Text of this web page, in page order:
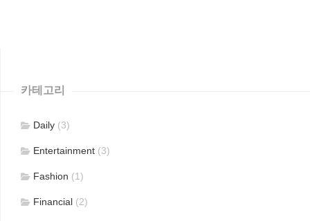
카테고리
Daily (3)
Entertainment (3)
Fashion (1)
Financial (2)